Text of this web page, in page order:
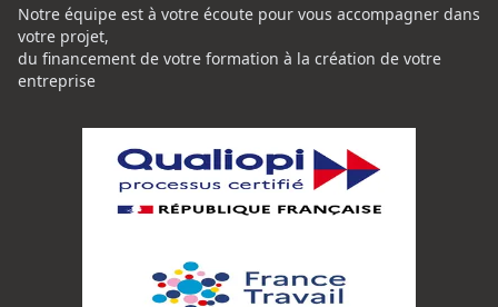
Notre équipe est à votre écoute pour vous accompagner dans
votre projet,
du financement de votre formation à la création de votre
entreprise